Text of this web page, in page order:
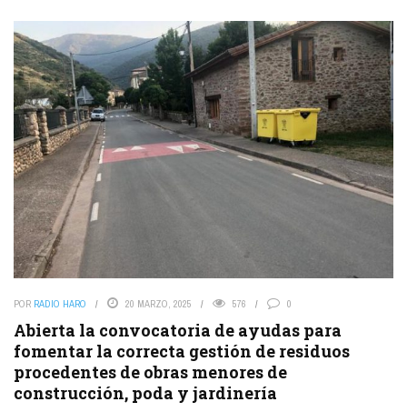
POR RADIO HARO 20 MARZO, 2025 576 0
Abierta la convocatoria de ayudas para
fomentar la correcta gestión de residuos
procedentes de obras menores de
construcción, poda y jardinería